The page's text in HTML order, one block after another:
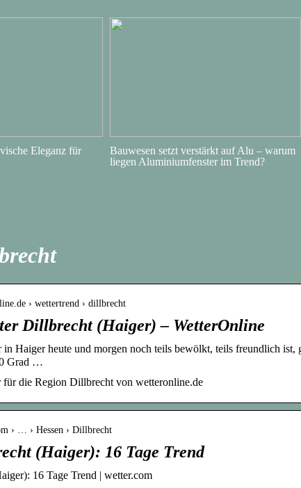
Eleganz für
Bauwesen setzt verstärkt auf Alu – warum
liegen Aluminiumfenster im Trend?
› wettertrend › dillbrecht
Dillbrecht (Haiger) – WetterOnline
in Haiger heute und morgen noch teils bewölkt, teils freundlich
Grad …
für die Region Dillbrecht von wetteronline.de
› … › Hessen › Dillbrecht
(Haiger): 16 Tage Trend
16 Tage Trend | wetter.com